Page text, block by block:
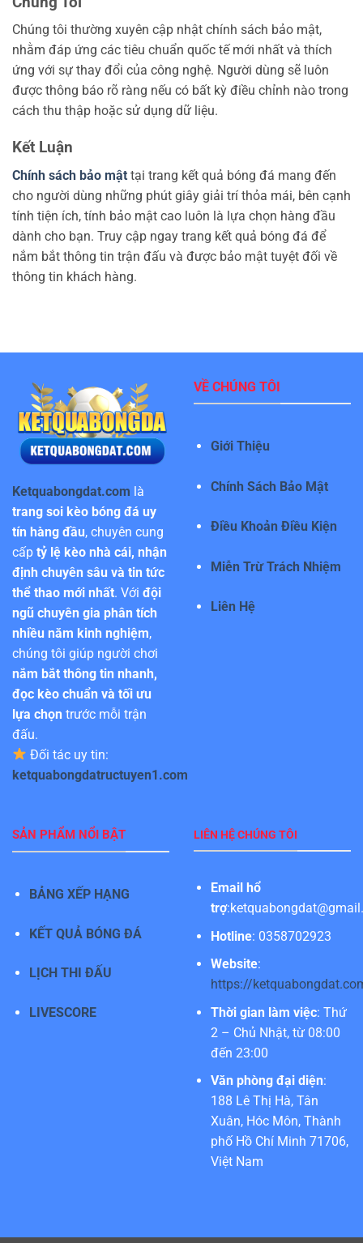
Chúng tôi thường xuyên cập nhật chính sách bảo mật,
nhằm đáp ứng các tiêu chuẩn quốc tế mới nhất và thích
ứng với sự thay đổi của công nghệ. Người dùng sẽ luôn
được thông báo rõ ràng nếu có bất kỳ điều chỉnh nào trong
cách thu thập hoặc sử dụng dữ liệu.
Kết Luận
Chính sách bảo mật tại trang kết quả bóng đá mang đến
cho người dùng những phút giây giải trí thỏa mái, bên cạnh
tính tiện ích, tính bảo mật cao luôn là lựa chọn hàng đầu
dành cho bạn. Truy cập ngay trang kết quả bóng đá để
nắm bắt thông tin trận đấu và được bảo mật tuyệt đối về
thông tin khách hàng.
Ketquabongdat.com là
trang soi kèo bóng đá uy
tín hàng đầu, chuyên cung
cấp tỷ lệ kèo nhà cái, nhận
định chuyên sâu và tin tức
thể thao mới nhất. Với đội
ngũ chuyên gia phân tích
nhiều năm kinh nghiệm,
chúng tôi giúp người chơi
nắm bắt thông tin nhanh,
đọc kèo chuẩn và tối ưu
lựa chọn trước mỗi trận
đấu.
Đối tác uy tin:
ketquabongdatructuyen1.com
VỀ CHÚNG TÔI
Giới Thiệu
Chính Sách Bảo Mật
Điều Khoản Điều Kiện
Miễn Trừ Trách Nhiệm
Liên Hệ
SẢN PHẨM NỔI BẬT
BẢNG XẾP HẠNG
KẾT QUẢ BÓNG ĐÁ
LỊCH THI ĐẤU
LIVESCORE
LIÊN HỆ CHÚNG TÔI
Email hổ
trợ:
Hotline: 0358702923
Website:
https://
Thời gian làm việc: Thứ
2 – Chủ Nhật, từ 08:00
đến 23:00
Văn phòng đại diện:
188 Lê Thị Hà, Tân
Xuân, Hóc Môn, Thành
phố Hồ Chí Minh 71706,
Việt Nam